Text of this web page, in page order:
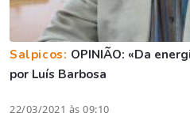
Salpicos: OPINIÃO: «Da
por Luís Barbosa
22/03/2021 às 09:10